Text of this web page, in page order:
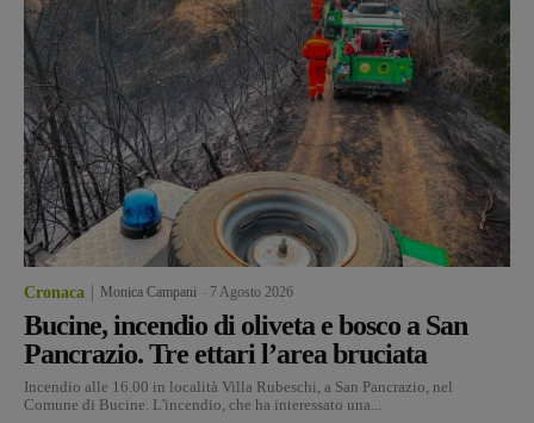
Cronaca Monica Campani 7 Agosto 2026
Bucine, incendio di oliveta e bosco a San
Pancrazio. Tre ettari l’area bruciata
Incendio alle 16.00 in località Villa Rubeschi, a San Pancrazio, nel
Comune di Bucine. L'incendio, che ha interessato una...